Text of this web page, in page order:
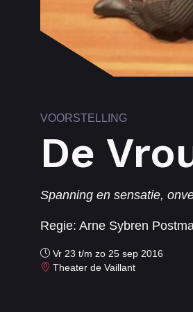
VOORSTELLING
De
Spanning en sensatie,
Regie: Arne Sybren
Vr 23 t/m zo 25 sep 2016
Theater de Vaillant